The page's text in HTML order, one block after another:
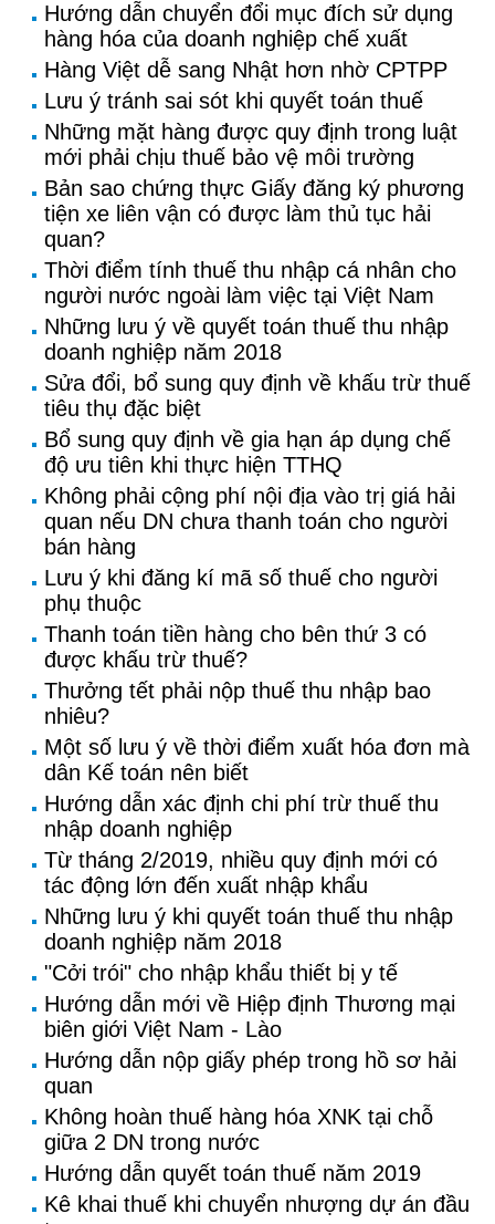
Hướng dẫn chuyển đổi mục đích sử dụng
hàng hóa của doanh nghiệp chế xuất
Hàng Việt dễ sang Nhật hơn nhờ CPTPP
Lưu ý tránh sai sót khi quyết toán thuế
Những mặt hàng được quy định trong luật
mới phải chịu thuế bảo vệ môi trường
Bản sao chứng thực Giấy đăng ký phương
tiện xe liên vận có được làm thủ tục hải
quan?
Thời điểm tính thuế thu nhập cá nhân cho
người nước ngoài làm việc tại Việt Nam
Những lưu ý về quyết toán thuế thu nhập
doanh nghiệp năm 2018
Sửa đổi, bổ sung quy định về khấu trừ thuế
tiêu thụ đặc biệt
Bổ sung quy định về gia hạn áp dụng chế
độ ưu tiên khi thực hiện TTHQ
Không phải cộng phí nội địa vào trị giá hải
quan nếu DN chưa thanh toán cho người
bán hàng
Lưu ý khi đăng kí mã số thuế cho người
phụ thuộc
Thanh toán tiền hàng cho bên thứ 3 có
được khấu trừ thuế?
Thưởng tết phải nộp thuế thu nhập bao
nhiêu?
Một số lưu ý về thời điểm xuất hóa đơn mà
dân Kế toán nên biết
Hướng dẫn xác định chi phí trừ thuế thu
nhập doanh nghiệp
Từ tháng 2/2019, nhiều quy định mới có
tác động lớn đến xuất nhập khẩu
Những lưu ý khi quyết toán thuế thu nhập
doanh nghiệp năm 2018
"Cởi trói" cho nhập khẩu thiết bị y tế
Hướng dẫn mới về Hiệp định Thương mại
biên giới Việt Nam - Lào
Hướng dẫn nộp giấy phép trong hồ sơ hải
quan
Không hoàn thuế hàng hóa XNK tại chỗ
giữa 2 DN trong nước
Hướng dẫn quyết toán thuế năm 2019
Kê khai thuế khi chuyển nhượng dự án đầu